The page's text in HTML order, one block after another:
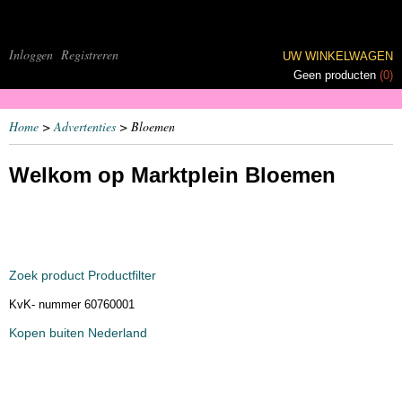
Inloggen Registreren
UW WINKELWAGEN
Geen producten (0)
Home >Advertenties > Bloemen
Welkom op Marktplein Bloemen
Zoek product Productfilter
KvK- nummer 60760001
Kopen buiten Nederland